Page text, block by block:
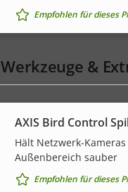
Empfohlen für dieses
Werkzeuge &
AXIS Bird Control
Hält Netzwerk-
Außenbereich sauber
Empfohlen für dieses